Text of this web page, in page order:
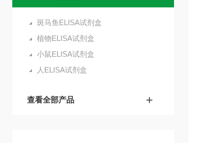
斑马鱼ELISA试剂盒
植物ELISA试剂盒
小鼠ELISA试剂盒
人ELISA试剂盒
查看全部产品